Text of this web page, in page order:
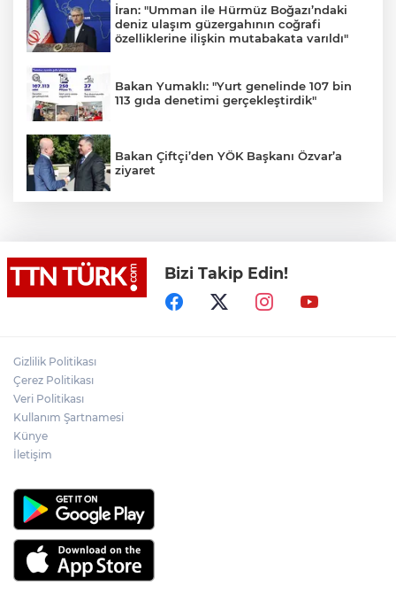
İran: "Umman ile Hürmüz Boğazı’ndaki
deniz ulaşım güzergahının coğrafi
özelliklerine ilişkin mutabakata varıldı"
Bakan Yumaklı: "Yurt genelinde 107 bin
113 gıda denetimi gerçekleştirdik"
Bakan Çiftçi’den YÖK Başkanı Özvar’a
ziyaret
devam ediyor hâlâ
Osman Gazi platformu Eylül'de göreve
başlayacak... Gabar’da günlük petrol
üretimi 83 bin 200 varile ulaştı
Bakan Fidan: "Körfez’de devam eden
Bizi Takip Edin!
Gizlilik Politikası
Çerez Politikası
Veri Politikası
Kullanım Şartnamesi
Künye
İletişim